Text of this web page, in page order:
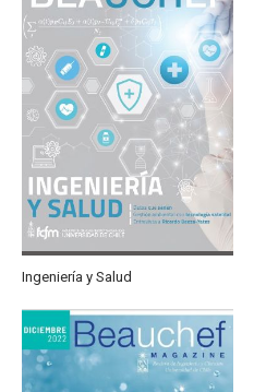
Ingeniería y Salud